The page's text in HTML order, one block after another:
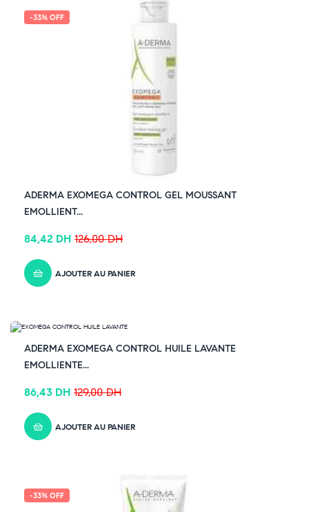
-33% OFF
ADERMA EXOMEGA CONTROL GEL MOUSSANT
EMOLLIENT...
126,00DH
84,42 DH
AJOUTER AU PANIER
ADERMA EXOMEGA CONTROL HUILE LAVANTE
EMOLLIENTE...
129,00DH
86,43 DH
AJOUTER AU PANIER
-33% OFF